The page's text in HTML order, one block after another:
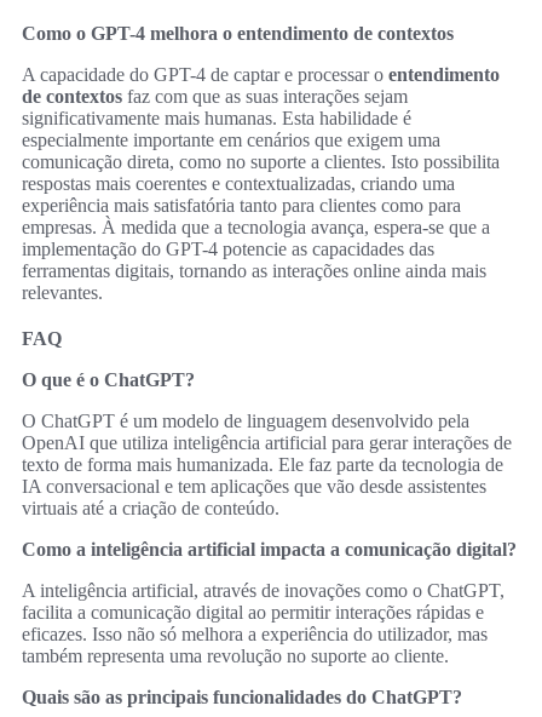
Como o GPT-4 melhora o entendimento de contextos
A capacidade do GPT-4 de captar e processar o entendimento
de contextos faz com que as suas interações sejam
significativamente mais humanas. Esta habilidade é
especialmente importante em cenários que exigem uma
comunicação direta, como no suporte a clientes. Isto possibilita
respostas mais coerentes e contextualizadas, criando uma
experiência mais satisfatória tanto para clientes como para
empresas. À medida que a tecnologia avança, espera-se que a
implementação do GPT-4 potencie as capacidades das
ferramentas digitais, tornando as interações online ainda mais
relevantes.
FAQ
O que é o ChatGPT?
O ChatGPT é um modelo de linguagem desenvolvido pela
OpenAI que utiliza inteligência artificial para gerar interações de
texto de forma mais humanizada. Ele faz parte da tecnologia de
IA conversacional e tem aplicações que vão desde assistentes
virtuais até a criação de conteúdo.
Como a inteligência artificial impacta a comunicação digital?
A inteligência artificial, através de inovações como o ChatGPT,
facilita a comunicação digital ao permitir interações rápidas e
eficazes. Isso não só melhora a experiência do utilizador, mas
também representa uma revolução no suporte ao cliente.
Quais são as principais funcionalidades do ChatGPT?